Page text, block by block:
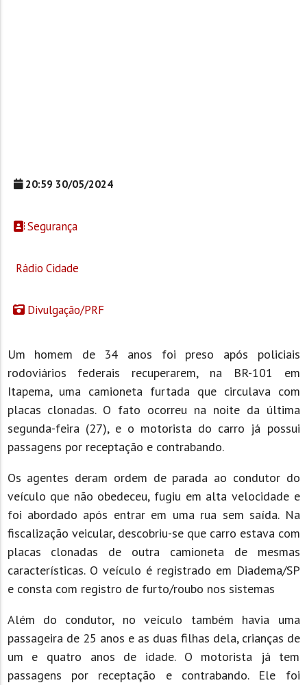
20:59 30/05/2024
Segurança
Rádio Cidade
Divulgação/PRF
Um homem de 34 anos foi preso após policiais
rodoviários federais recuperarem, na BR-101 em
Itapema, uma camioneta furtada que circulava com
placas clonadas. O fato ocorreu na noite da última
segunda-feira (27), e o motorista do carro já possui
passagens por receptação e contrabando.
Os agentes deram ordem de parada ao condutor do
veículo que não obedeceu, fugiu em alta velocidade e
foi abordado após entrar em uma rua sem saída. Na
fiscalização veicular, descobriu-se que carro estava com
placas clonadas de outra camioneta de mesmas
características. O veículo é registrado em Diadema/SP
e consta com registro de furto/roubo nos sistemas
Além do condutor, no veículo também havia uma
passageira de 25 anos e as duas filhas dela, crianças de
um e quatro anos de idade. O motorista já tem
passagens por receptação e contrabando. Ele foi